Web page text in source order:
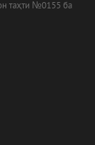
таҳти №0155 ба